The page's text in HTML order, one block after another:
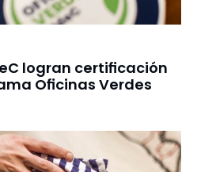
logran certificación
Oficinas Verdes